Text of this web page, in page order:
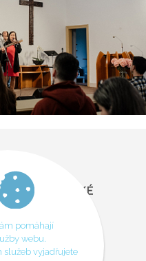
pomáhají
webu.
služeb vyjadřujete